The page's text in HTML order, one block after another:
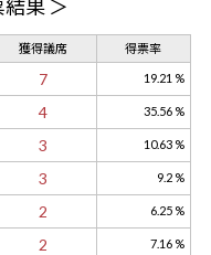
果 ＞
獲得議席 得票率
7 19.21 %
4 35.56 %
3 10.63 %
3 9.2 %
2 6.25 %
2 7.16 %